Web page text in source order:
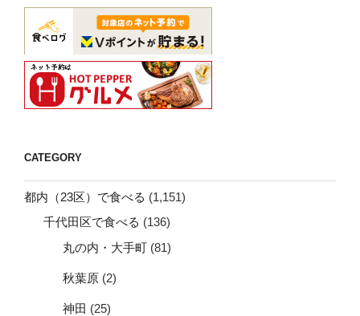
CATEGORY
都内（23区）で食べる (1,151)
千代田区で食べる (136)
丸の内・大手町 (81)
秋葉原 (2)
神田 (25)